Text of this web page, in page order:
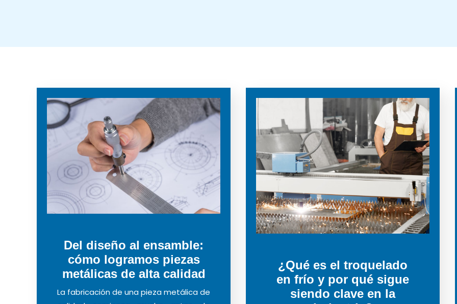
Del diseño al ensamble:
cómo logramos piezas
metálicas de alta calidad
La fabricación de una pieza metálica de
¿Qué es el troquelado
en frío y por qué sigue
siendo clave en la